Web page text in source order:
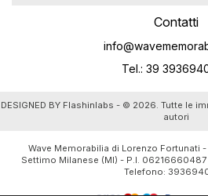
Contatti
Tel.: 39
DESIGNED BY Flashinlabs - © 2026. Tutte le
autori
Wave Memorabilia di Lorenzo Fortunati
Settimo Milanese (MI) - P.I. 06216660487
Telefono: